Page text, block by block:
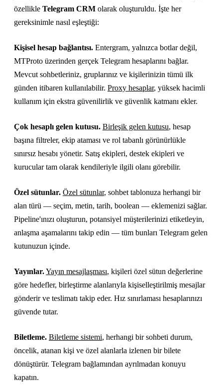
özellikle Telegram CRM olarak oluşturuldu. İşte her
gereksinimle nasıl eşleştiği:
Kişisel hesap bağlantısı. Entergram, yalnızca botlar değil,
MTProto üzerinden gerçek Telegram hesaplarını bağlar.
Mevcut sohbetleriniz, gruplarınız ve kişilerinizin tümü ilk
günden itibaren kullanılabilir. Proxy hesaplar, yüksek hacimli
kullanım için ekstra güvenilirlik ve güvenlik katmanı ekler.
Çok hesaplı gelen kutusu. Birleşik gelen kutusu, hesap
başına filtreler, ekip ataması ve rol tabanlı görünürlükle
sınırsız hesabı yönetir. Satış ekipleri, destek ekipleri ve
kurucular tam olarak kendileriyle ilgili olanı görebilir.
Özel sütunlar. Özel sütunlar, sohbet tablonuza herhangi bir
alan türü — seçim, metin, tarih, boolean — eklemenizi sağlar.
Pipeline'ınızı oluşturun, potansiyel müşterilerinizi etiketleyin,
anlaşma aşamalarını takip edin — tüm bunları Telegram gelen
kutunuzun içinde.
Yayınlar.Yayın mesajlaşması, kişileri özel sütun değerlerine
göre hedefler, birleştirme alanlarıyla kişiselleştirilmiş mesajlar
gönderir ve teslimatı takip eder. Hız sınırlaması hesaplarınızı
güvende tutar.
Biletleme. Biletleme sistemi, herhangi bir sohbeti durum,
öncelik, atanan kişi ve özel alanlarla izlenen bir bilete
dönüştürür. Telegram bağlamından ayrılmadan konuyu
kapatın.